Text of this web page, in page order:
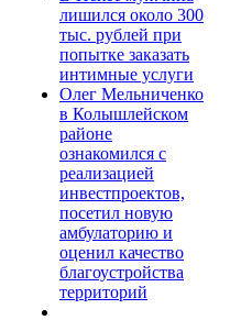
лишился около 300
тыс. рублей при
попытке заказать
интимные услуги
Олег Мельниченко
в Колышлейском
районе
ознакомился с
реализацией
инвестпроектов,
посетил новую
амбулаторию и
оценил качество
благоустройства
территорий